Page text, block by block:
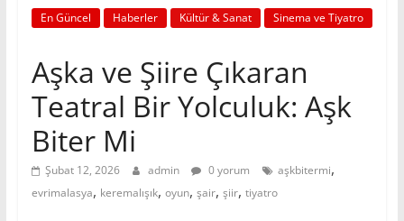
En Güncel Haberler Kültür & Sanat Sinema ve Tiyatro
Aşka ve Şiire Çıkaran
Teatral Bir Yolculuk: Aşk
Biter Mi
Şubat 12, 2026 admin 0 yorum aşkbitermi,
evrimalasya, keremalışık, oyun, şair, şiir, tiyatro